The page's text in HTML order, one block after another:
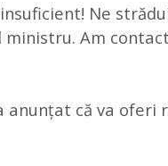
Ne
ministru. Am
anunțat că va